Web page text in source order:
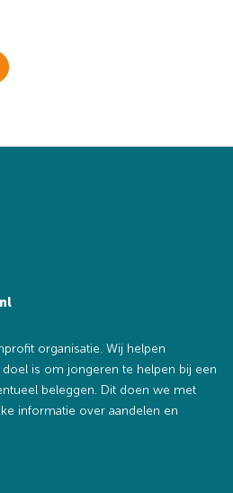
organisatie. Wij helpen
is om jongeren te helpen bij een
beleggen. Dit doen we met
informatie over aandelen en